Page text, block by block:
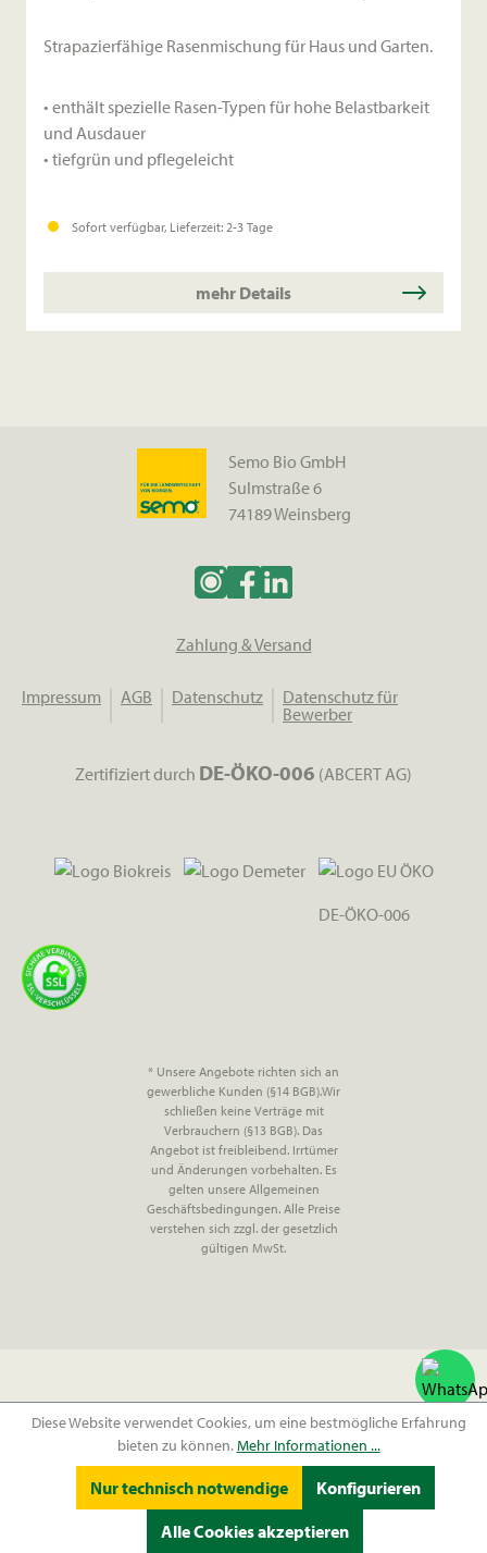
Strapazierfähige Rasenmischung für Haus und Garten.
• enthält spezielle Rasen-Typen für hohe Belastbarkeit
und Ausdauer
• tiefgrün und pflegeleicht
Sofort verfügbar, Lieferzeit: 2-3 Tage
mehr Details
Semo Bio GmbH
Sulmstraße 6
74189 Weinsberg
Zahlung & Versand
Impressum AGB Datenschutz
Datenschutz für
Bewerber
Zertifiziert durch DE-ÖKO-006 (ABCERT AG)
DE-ÖKO-006
* Unsere Angebote richten sich an
gewerbliche Kunden (§14 BGB).Wir
schließen keine Verträge mit
Verbrauchern (§13 BGB). Das
Angebot ist freibleibend. Irrtümer
und Änderungen vorbehalten. Es
gelten unsere Allgemeinen
Geschäftsbedingungen. Alle Preise
verstehen sich zzgl. der gesetzlich
gültigen MwSt.
Diese Website verwendet Cookies, um eine bestmögliche Erfahrung
bieten zu können.Mehr Informationen ...
Nur technisch notwendige
Konfigurieren
Alle Cookies akzeptieren